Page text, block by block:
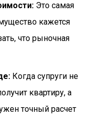
Это самая
кажется
что рыночная
Когда супруги не
квартиру, а
точный расчет